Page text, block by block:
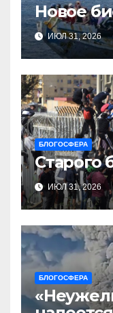
Новое
ИЮЛ 31, 2026
БЛОГОСФЕРА
Старого
ИЮЛ 31, 2026
БЛОГОСФЕРА